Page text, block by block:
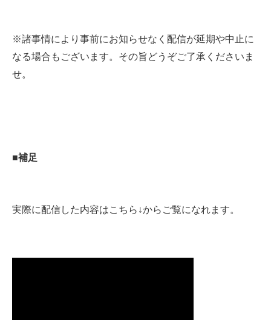
※諸事情により事前にお知らせなく配信が延期や中止に
なる場合もございます。その旨どうぞご了承くださいま
せ。
■補足
実際に配信した内容はこちら↓からご覧になれます。